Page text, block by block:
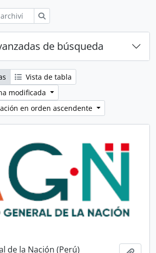
de búsqueda
Vista de tabla
modificada
en orden ascendente
de la Nación (Perú)